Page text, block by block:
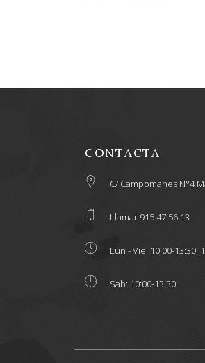
CONTACTA
C/ Campomanes N°4
Llamar 915 47 56 13
Lun - Vie: 10:00-13:30,
Sab: 10:00-13:30